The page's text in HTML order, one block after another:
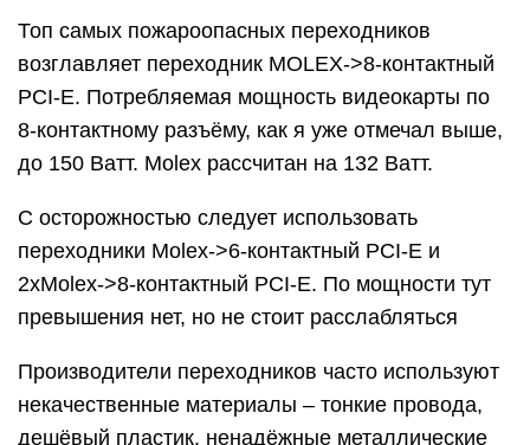
Топ самых пожароопасных переходников
возглавляет переходник MOLEX->8-контактный
PCI-E. Потребляемая мощность видеокарты по
8-контактному разъёму, как я уже отмечал выше,
до 150 Ватт. Molex рассчитан на 132 Ватт.
С осторожностью следует использовать
переходники Molex->6-контактный PCI-E и
2хMolex->8-контактный PCI-E. По мощности тут
превышения нет, но не стоит расслабляться
Производители переходников часто используют
некачественные материалы – тонкие провода,
дешёвый пластик, ненадёжные металлические